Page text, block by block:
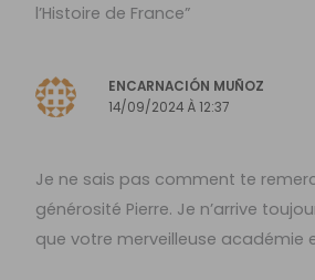
l’Histoire de France”
ENCARNACIÓN MUÑOZ
14/09/2024 À 12:37
Je ne sais pas comment te
générosité Pierre. Je n’arrive
que votre merveilleuse académie